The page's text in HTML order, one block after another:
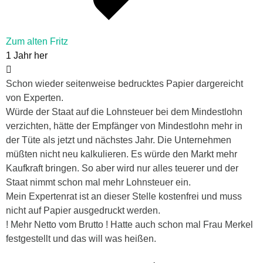
Zum alten Fritz
1 Jahr her
Schon wieder seitenweise bedrucktes Papier dargereicht
von Experten.
Würde der Staat auf die Lohnsteuer bei dem Mindestlohn
verzichten, hätte der Empfänger von Mindestlohn mehr in
der Tüte als jetzt und nächstes Jahr. Die Unternehmen
müßten nicht neu kalkulieren. Es würde den Markt mehr
Kaufkraft bringen. So aber wird nur alles teuerer und der
Staat nimmt schon mal mehr Lohnsteuer ein.
Mein Expertenrat ist an dieser Stelle kostenfrei und muss
nicht auf Papier ausgedruckt werden.
! Mehr Netto vom Brutto ! Hatte auch schon mal Frau Merkel
festgestellt und das will was heißen.